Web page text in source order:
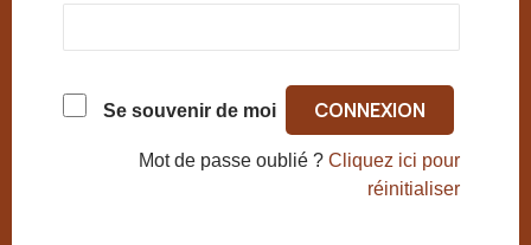
Se souvenir de moi
Mot de passe oublié ?Cliquez ici pour
réinitialiser